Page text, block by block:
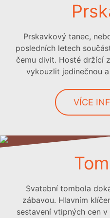
Prskavkový tanec,
posledních letech
čemu divit. Hosté držící
vykouzlit jedinečnou
VÍCE
Svatební tombola
zábavou. Hlavním
sestavení vtipných cen